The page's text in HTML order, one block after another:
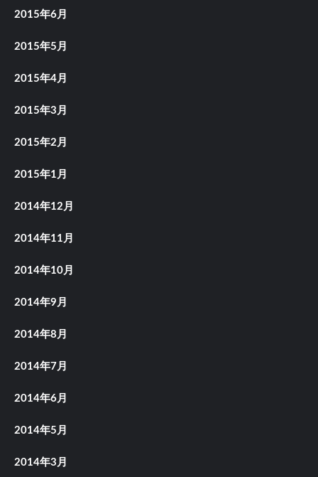
2015年6月
2015年5月
2015年4月
2015年3月
2015年2月
2015年1月
2014年12月
2014年11月
2014年10月
2014年9月
2014年8月
2014年7月
2014年6月
2014年5月
2014年3月